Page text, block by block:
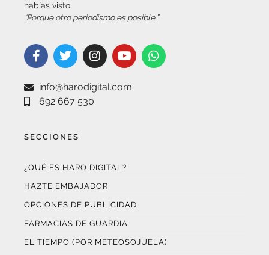
habías visto.
“Porque otro periodismo es posible.”
info@harodigital.com
692 667 530
SECCIONES
¿QUÉ ES HARO DIGITAL?
HAZTE EMBAJADOR
OPCIONES DE PUBLICIDAD
FARMACIAS DE GUARDIA
EL TIEMPO (POR METEOSOJUELA)